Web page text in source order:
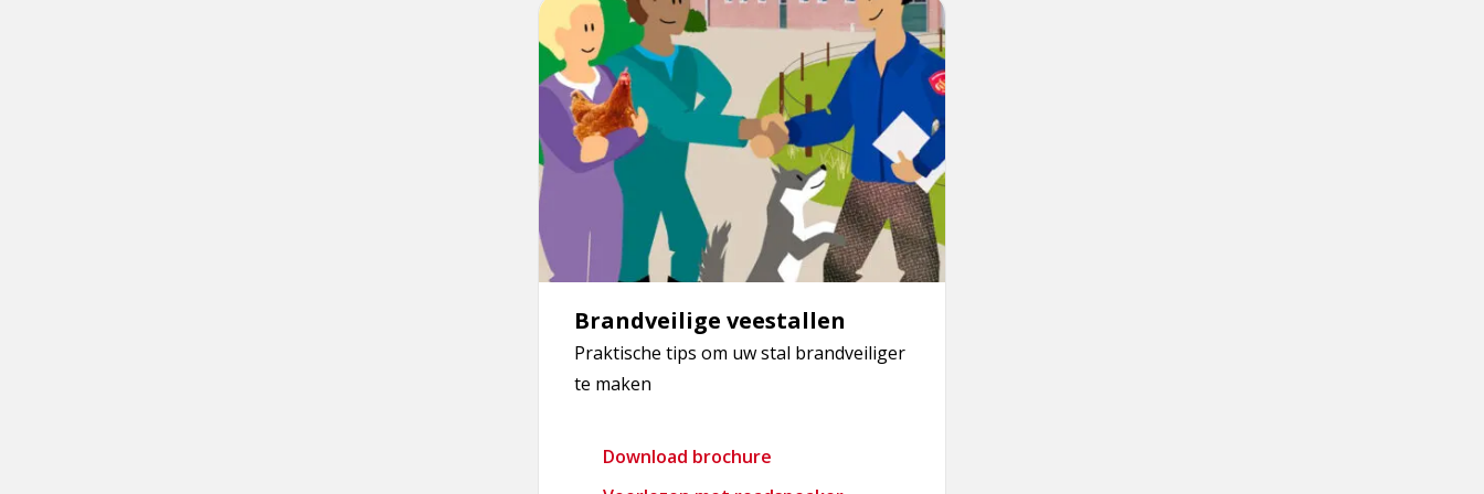
Brandveilige veestallen
Praktische tips om uw stal brandveiliger
te maken
Download brochure